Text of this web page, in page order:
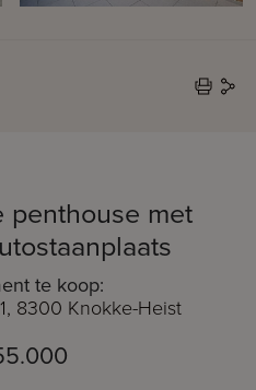
penthouse met
te koop:
8300 Knokke-Heist